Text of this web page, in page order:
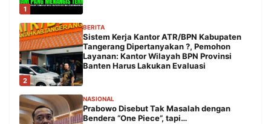
1
2
BERITA
Sistem Kerja Kantor ATR/BPN Kabupaten
Tangerang Dipertanyakan ?, Pemohon
Layanan: Kantor Wilayah BPN Provinsi
Banten Harus Lakukan Evaluasi
NASIONAL
Prabowo Disebut Tak Masalah dengan
Bendera “One Piece”, tapi…